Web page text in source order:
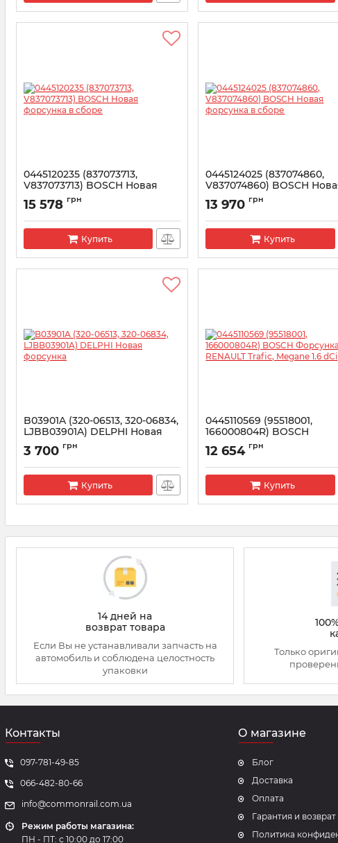
0445120235 (837073713,
V837073713) BOSCH Новая
форсунка в сборе
Артикул: 0445120235
15 578 грн
Купить
0445124025 (837074860,
V837074860) BOSCH
форсунка в сборе
Артикул: 0445124025
13 970 грн
Купить
B03901A (320-06513, 320-06834,
LJBB03901A) DELPHI Новая
форсунка
Артикул:
3 700 грн
Купить
0445110569 (95518001,
166000804R) BOSCH
Форсунка RENAULT Trafic,
Megane 1.6 dCi
Артикул: 0445110569
12 654 грн
Купить
14 дней на
возврат товара
Если Вы не устанавливали запчасть на
автомобиль и соблюдена целостность
упаковки
Только
Контакты
097-781-49-85
066-482-80-66
info@commonrail.com.ua
Режим работы магазина:
ПН - ПТ: с 10:00 до 17:00
О магазине
Блог
Доставка
Оплата
Гарантия и возврат
Политика